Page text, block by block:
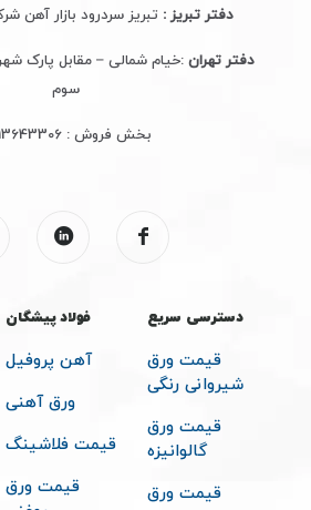
دفتر تبریز : تبریز سردرود بازار آهن
دفتر تهران :خیام شمالی – مقابل پارک
سوم
بخش فروش :
دسترسی سریع
قیمت ورق
شیروانی رنگی
قیمت ورق
گالوانیزه
قیمت ورق
فولاد پیشگان
آهن پروفیل
ورق آهنی
قیمت فلاشینگ
قیمت ورق